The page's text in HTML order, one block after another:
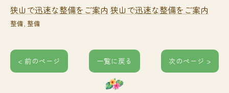
狭山で迅速な整備をご案内 狭山で迅速な整備をご案内
整備 整備
< 前のページ 一覧に戻る 次のページ >